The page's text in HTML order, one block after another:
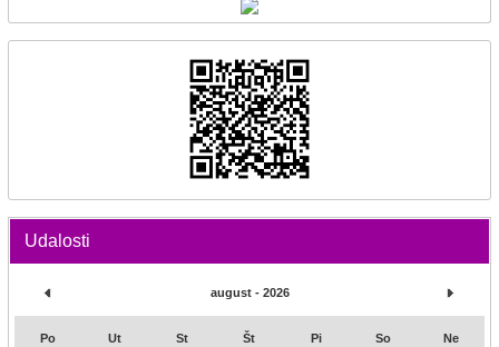
Udalosti
august - 2026
Po Ut St Št Pi So Ne